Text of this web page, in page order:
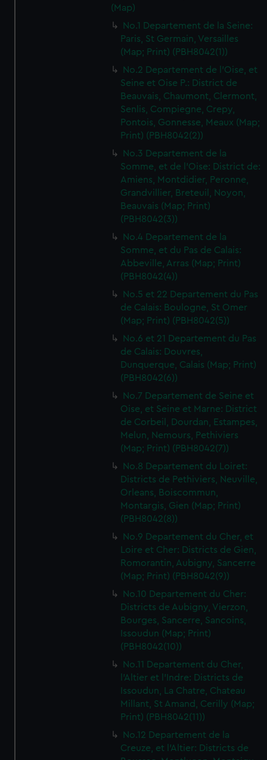
(Map)
No.1 Departement de la Seine:
Paris, St Germain, Versailles
(Map; Print) (PBH8042(1))
No.2 Departement de l'Oise, et
Seine et Oise P.: District de
Beauvais, Chaumont, Clermont,
Senlis, Compiegne, Crepy,
Pontois, Gonnesse, Meaux (Map;
Print) (PBH8042(2))
No.3 Departement de la
Somme, et de l'Oise: District de:
Amiens, Montdidier, Peronne,
Grandvillier, Breteuil, Noyon,
Beauvais (Map; Print)
(PBH8042(3))
No.4 Departement de la
Somme, et du Pas de Calais:
Abbeville, Arras (Map; Print)
(PBH8042(4))
No.5 et 22 Departement du Pas
de Calais: Boulogne, St Omer
(Map; Print) (PBH8042(5))
No.6 et 21 Departement du Pas
de Calais: Douvres,
Dunquerque, Calais (Map; Print)
(PBH8042(6))
No.7 Departement de Seine et
Oise, et Seine et Marne: District
de Corbeil, Dourdan, Estampes,
Melun, Nemours, Pethiviers
(Map; Print) (PBH8042(7))
No.8 Departement du Loiret:
Districts de Pethiviers, Neuville,
Orleans, Boiscommun,
Montargis, Gien (Map; Print)
(PBH8042(8))
No.9 Departement du Cher, et
Loire et Cher: Districts de Gien,
Romorantin, Aubigny, Sancerre
(Map; Print) (PBH8042(9))
No.10 Departement du Cher:
Districts de Aubigny, Vierzon,
Bourges, Sancerre, Sancoins,
Issoudun (Map; Print)
(PBH8042(10))
No.11 Departement du Cher,
l'Altier et l'Indre: Districts de
Issoudun, La Chatre, Chateau
Millant, St Amand, Cerilly (Map;
Print) (PBH8042(11))
No.12 Departement de la
Creuze, et l'Altier: Districts de